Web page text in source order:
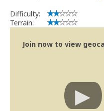
Difficulty:
Terrain:
Join now to view